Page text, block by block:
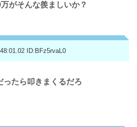
がそんな羨ましいか？
ID:BFz5rvaL0
ったら叩きまくるだろ